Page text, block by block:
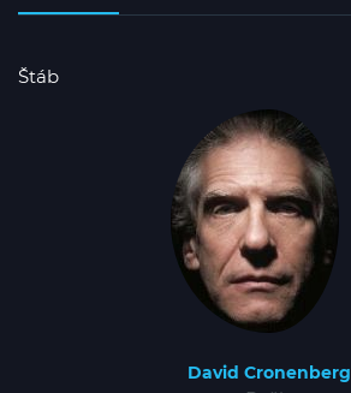
Štáb
David Cronenberg